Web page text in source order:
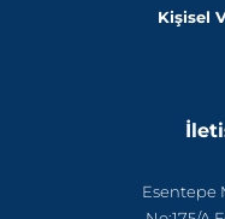
Kişisel
Esentepe